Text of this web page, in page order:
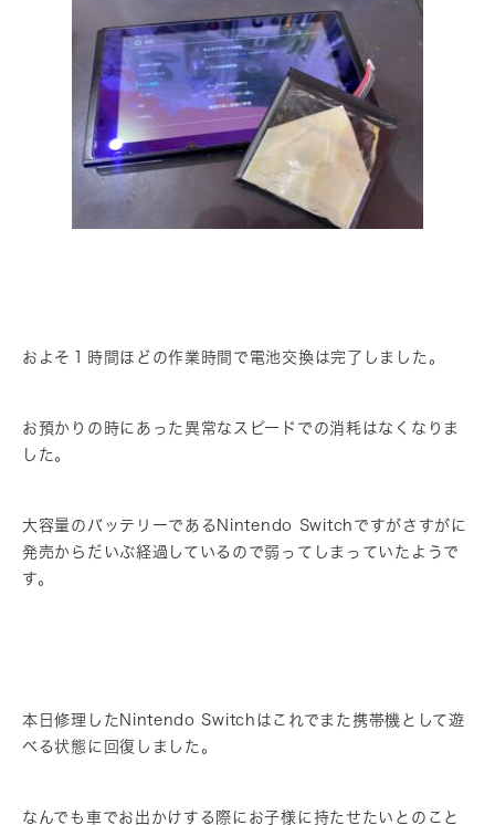
およそ１時間ほどの作業時間で電池交換は完了しました。
お預かりの時にあった異常なスピードでの消耗はなくなりま
した。
大容量のバッテリーであるNintendo Switchですがさすがに
発売からだいぶ経過しているので弱ってしまっていたようで
す。
本日修理したNintendo Switchはこれでまた携帯機として遊
べる状態に回復しました。
なんでも車でお出かけする際にお子様に持たせたいとのこと